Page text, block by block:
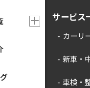
サービス
カーリ
新車・
車検・